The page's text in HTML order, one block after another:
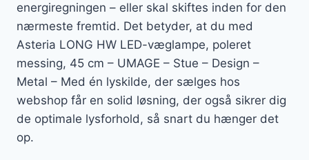
energiregningen – eller skal skiftes inden for den
nærmeste fremtid. Det betyder, at du med
Asteria LONG HW LED-væglampe, poleret
messing, 45 cm – UMAGE – Stue – Design –
Metal – Med én lyskilde, der sælges hos
webshop får en solid løsning, der også sikrer dig
de optimale lysforhold, så snart du hænger det
op.